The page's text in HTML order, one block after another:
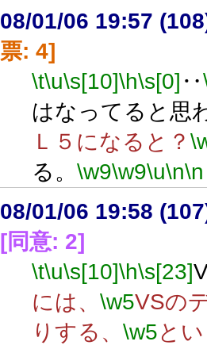
08/01/06 19:57
票: 4]
\t\u\s[10]\h\s[0] ‥
はなってると思
Ｌ５になると？
る。 \w9\w9\u\n\n
08/01/06 19:58
[同意: 2]
\t\u\s[10]\h\s[23]
には、 \w5VSの
りする、 \w5と